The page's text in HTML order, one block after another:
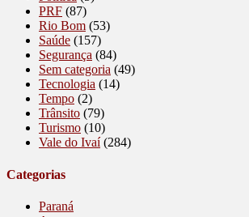
PRF (87)
Rio Bom (53)
Saúde (157)
Segurança (84)
Sem categoria (49)
Tecnologia (14)
Tempo (2)
Trânsito (79)
Turismo (10)
Vale do Ivaí(284)
Categorias
Paraná